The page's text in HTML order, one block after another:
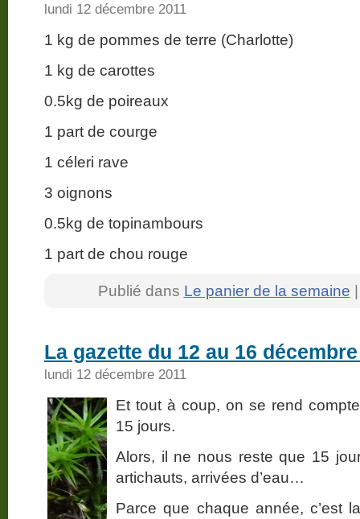
lundi 12 décembre 2011
1 kg de pommes de terre (Charlotte)
1 kg de carottes
0.5kg de poireaux
1 part de courge
1 céleri rave
3 oignons
0.5kg de topinambours
1 part de chou rouge
Publié dans Le panier de la semaine
La gazette du 12 au 16
lundi 12 décembre 2011
Et tout à coup, on se rend
15 jours.
Alors, il ne nous reste que 15
artichauts, arrivées d’eau…
Parce que chaque année, c’est